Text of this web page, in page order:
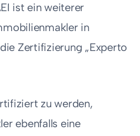
ist ein weiterer
in
Zertifizierung „Experto
zu werden,
ebenfalls eine